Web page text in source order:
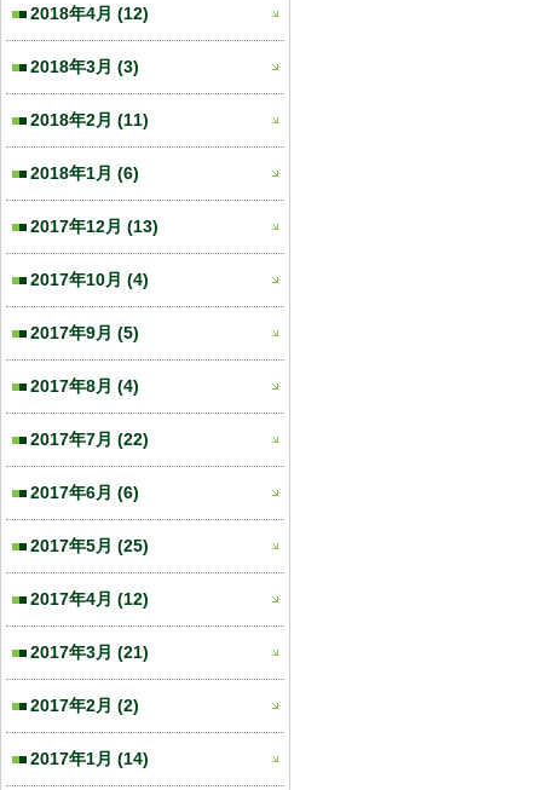
2018年4月 (12)
2018年3月 (3)
2018年2月 (11)
2018年1月 (6)
2017年12月 (13)
2017年10月 (4)
2017年9月 (5)
2017年8月 (4)
2017年7月 (22)
2017年6月 (6)
2017年5月 (25)
2017年4月 (12)
2017年3月 (21)
2017年2月 (2)
2017年1月 (14)